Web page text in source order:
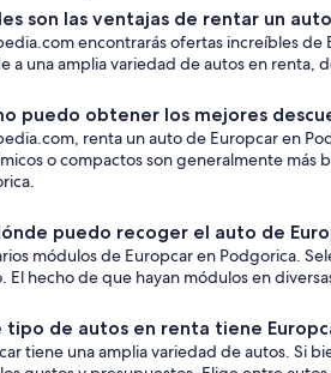
son las ventajas de rentar un
encontrarás ofertas increíbles
a una amplia variedad de autos en renta,
puedo obtener los mejores
renta un auto de Europcar en
o compactos son generalmente más
puedo recoger el auto de
módulos de Europcar en Podgorica.
El hecho de que hayan módulos en
tipo de autos en renta tiene
tiene una amplia variedad de autos. Si